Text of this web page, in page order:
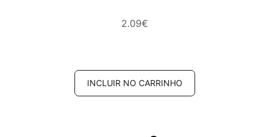
2.09€
INCLUIR NO CARRINHO